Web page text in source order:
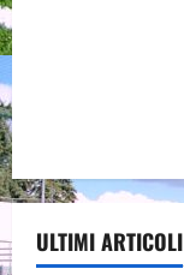
ULTIMI ARTICOLI